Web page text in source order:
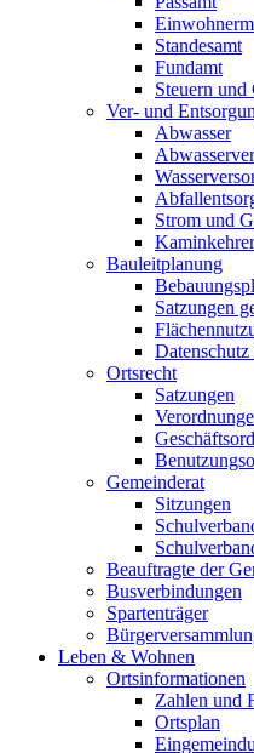
Standesamt
Fundamt
Steuern und
Ver- und
Abwasser
Strom und
Kaminkehrer
Bauleitplanung
Satzungen
Ortsrecht
Satzungen
Gemeinderat
Sitzungen
Beauftragte der
Busverbindungen
Spartenträger
Leben & Wohnen
Ortsinformationen
Zahlen und
Ortsplan